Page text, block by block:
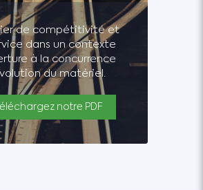
de compétitivité et
dans un contexte
à la concurrence
du matériel.
Téléchargez notre PDF